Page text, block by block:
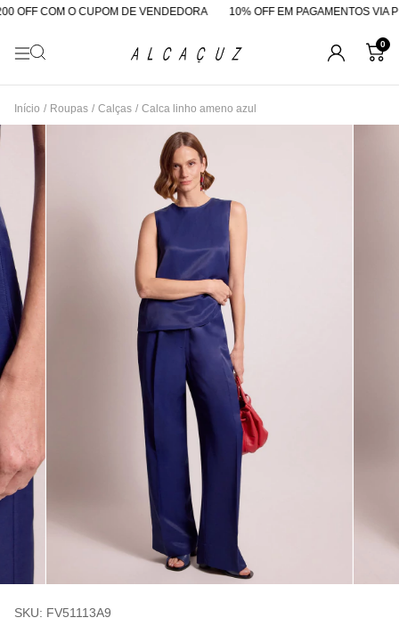
OFF COM O CUPOM DE VENDEDORA 10% OFF EM PAGAMENTOS VIA PIX
0
Início / Roupas / Calças / Calca linho ameno azul
SKU: FV51113A9